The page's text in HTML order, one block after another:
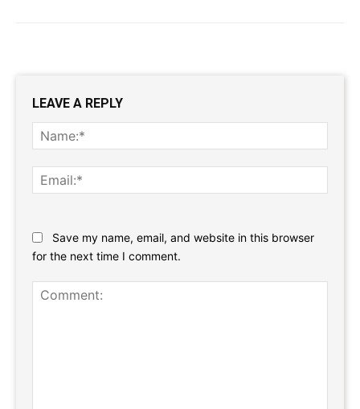
LEAVE A REPLY
Save my name, email, and website in this browser
for the next time I comment.